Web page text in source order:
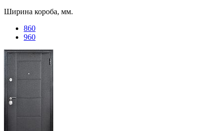
Ширина короба, мм.
860
960